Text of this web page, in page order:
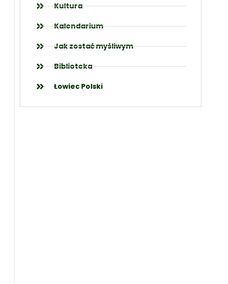
Kultura
Kalendarium
Jak zostać myśliwym
Biblioteka
Łowiec Polski